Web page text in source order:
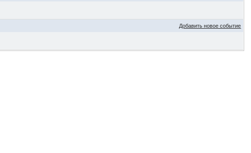
Добавить новое событие